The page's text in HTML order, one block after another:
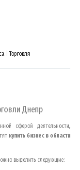
Торговля
Днепр
сферой деятельности,
купить бизнес в области
выделить следующие: